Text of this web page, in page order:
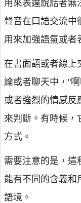
用來表達說話者無
聲音在口語交流中
用來加強語氣或者
在書面語或者線上
論或者聊天中，"
或者強烈的情感反
來判斷。有時候，
方式。
需要注意的是，這
能有不同的含義和
語境。